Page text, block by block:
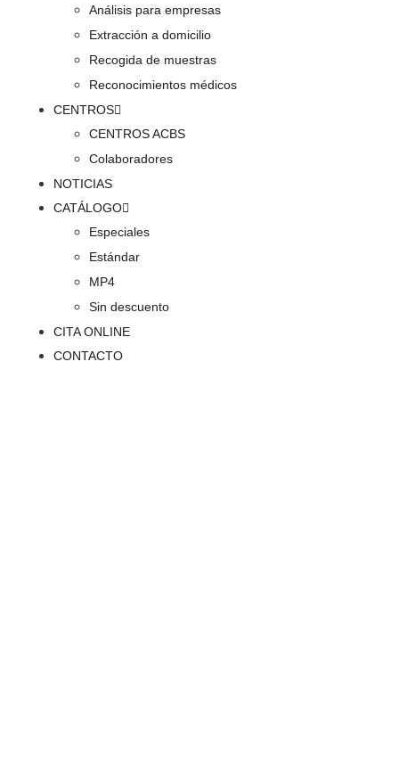
Análisis para empresas
Extracción a domicilio
Recogida de muestras
Reconocimientos médicos
CENTROS
CENTROS ACBS
Colaboradores
NOTICIAS
CATÁLOGO
Especiales
Estándar
MP4
Sin descuento
CITA ONLINE
CONTACTO